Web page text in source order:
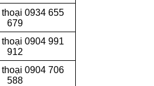
0934 655
679
0904 991
912
0904 706
588